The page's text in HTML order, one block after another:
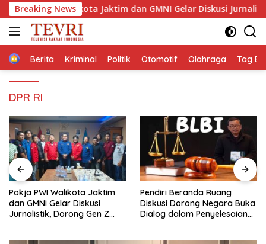
Langsung
ke
konten
Breaking News
Walikota Jaktim dan GMNI Gelar Diskusi Jurnalistik, Dorong
HomeBerita Kriminal Politik Otomotif Olahraga Tag
DPR RI
Pendiri Beranda Ruang
Diskusi Dorong Negara Buka
Dialog dalam Penyelesaian
Membaca Pancasilanomics
melalui warisan Sumitro dan
urgensi UU Perekonomian